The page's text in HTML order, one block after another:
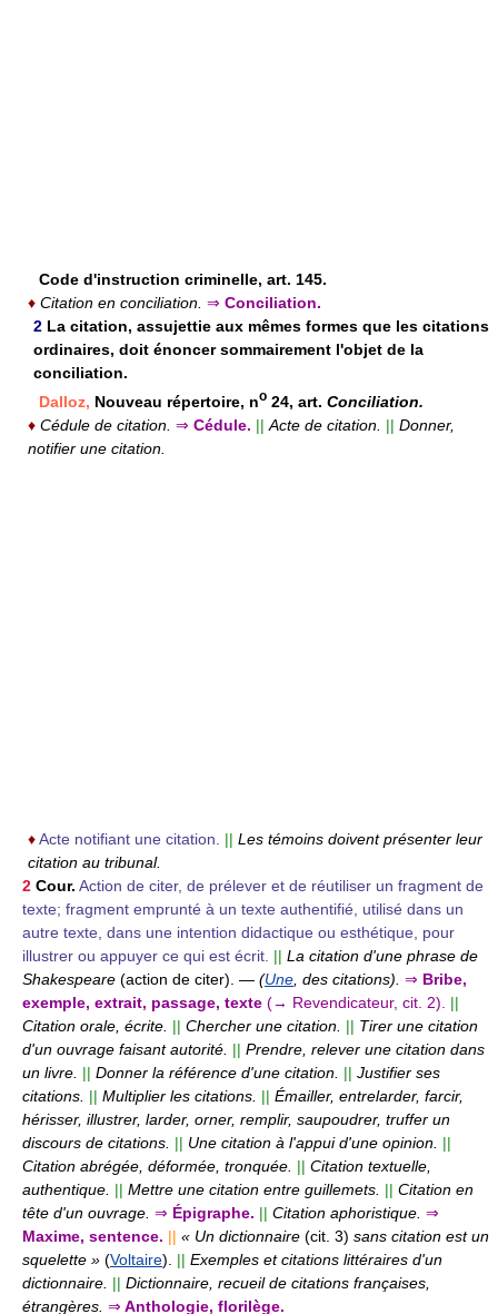
Code d'instruction criminelle, art. 145.
♦ Citation en conciliation. ⇒ Conciliation.
2 La citation, assujettie aux mêmes formes que les citations
ordinaires, doit énoncer sommairement l'objet de la
conciliation.
Dalloz, Nouveau répertoire, no 24, art. Conciliation.
♦ Cédule de citation. ⇒ Cédule. || Acte de citation. || Donner,
notifier une citation.
♦Acte notifiant une citation. || Les témoins doivent présenter leur
citation au tribunal.
2 Cour. Action de citer, de prélever et de réutiliser un fragment de
texte; fragment emprunté à un texte authentifié, utilisé dans un
autre texte, dans une intention didactique ou esthétique, pour
illustrer ou appuyer ce qui est écrit. || La citation d'une phrase de
Shakespeare (action de citer). — (Une, des citations). ⇒ Bribe,
exemple, extrait, passage, texte (→ Revendicateur, cit. 2). ||
Citation orale, écrite. || Chercher une citation. || Tirer une citation
d'un ouvrage faisant autorité. || Prendre, relever une citation dans
un livre. || Donner la référence d'une citation. || Justifier ses
citations. || Multiplier les citations. || Émailler, entrelarder, farcir,
hérisser, illustrer, larder, orner, remplir, saupoudrer, truffer un
discours de citations. || Une citation à l'appui d'une opinion. ||
Citation abrégée, déformée, tronquée. || Citation textuelle,
authentique. || Mettre une citation entre guillemets. || Citation en
tête d'un ouvrage. ⇒ Épigraphe. || Citation aphoristique. ⇒
Maxime, sentence. || « Un dictionnaire (cit. 3) sans citation est un
squelette » (Voltaire). || Exemples et citations littéraires d'un
dictionnaire. || Dictionnaire, recueil de citations françaises,
étrangères. ⇒ Anthologie, florilège.